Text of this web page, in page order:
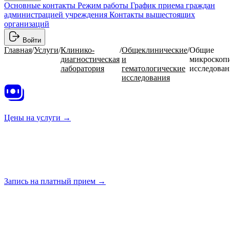
Основные контакты Режим работы График приема граждан
администрацией учреждения Контакты вышестоящих
организаций
Войти
Главная/Услуги/Клинико-
диагностическая
лаборатория
/Общеклинические
и
гематологические
исследования
/Общие
Цены на услуги →
Запись на платный прием →